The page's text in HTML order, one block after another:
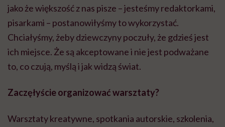
jako że większość z nas pisze – jesteśmy redaktorkami,
pisarkami – postanowiłyśmy to wykorzystać.
Chciałyśmy, żeby dziewczyny poczuły, że gdzieś jest
ich miejsce. Że są akceptowane i nie jest podważane
to, co czują, myślą i jak widzą świat.
Zaczęłyście organizować warsztaty?
Warsztaty kreatywne, spotkania autorskie, szkolenia,